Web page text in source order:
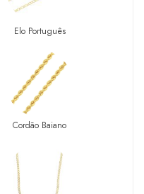
Elo Português
Cordão Baiano